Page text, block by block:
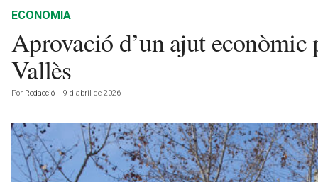
ECONOMIA
Aprovació d’un ajut econòmic
Vallès
Por Redacció - 9 d'abril de 2026